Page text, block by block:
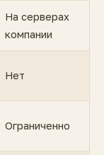
На серверах
компании
Нет
Ограниченно